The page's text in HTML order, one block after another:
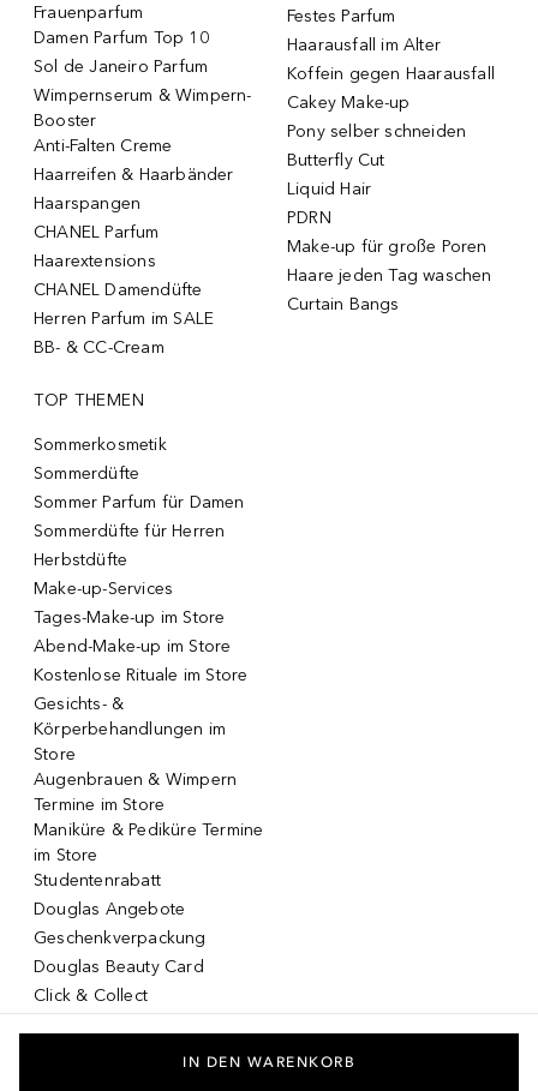
Frauenparfum
Damen Parfum Top 10
Sol de Janeiro Parfum
Wimpernserum & Wimpern-
Booster
Anti-Falten Creme
Haarreifen & Haarbänder
Haarspangen
CHANEL Parfum
Haarextensions
CHANEL Damendüfte
Herren Parfum im SALE
BB- & CC-Cream
Festes Parfum
Haarausfall im Alter
Koffein gegen Haarausfall
Cakey Make-up
Pony selber schneiden
Butterfly Cut
Liquid Hair
PDRN
Make-up für große Poren
Haare jeden Tag waschen
Curtain Bangs
TOP THEMEN
Sommerkosmetik
Sommerdüfte
Sommer Parfum für Damen
Sommerdüfte für Herren
Herbstdüfte
Make-up-Services
Tages-Make-up im Store
Abend-Make-up im Store
Kostenlose Rituale im Store
Gesichts- &
Körperbehandlungen im
Store
Augenbrauen & Wimpern
Termine im Store
Maniküre & Pediküre Termine
im Store
Studentenrabatt
Douglas Angebote
Geschenkverpackung
Douglas Beauty Card
Click & Collect
IN DEN WARENKORB